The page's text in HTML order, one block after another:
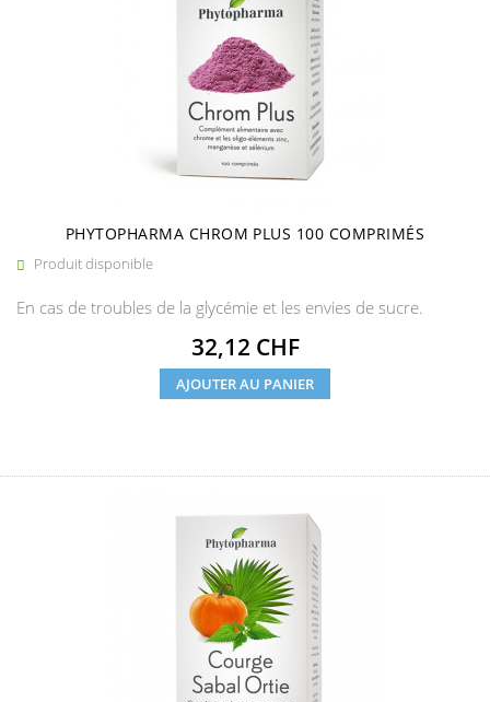
PHYTOPHARMA CHROM PLUS 100 COMPRIMÉS
 Produit disponible
En cas de troubles de la glycémie et les envies de sucre.
Prix
32,12 CHF
AJOUTER AU PANIER